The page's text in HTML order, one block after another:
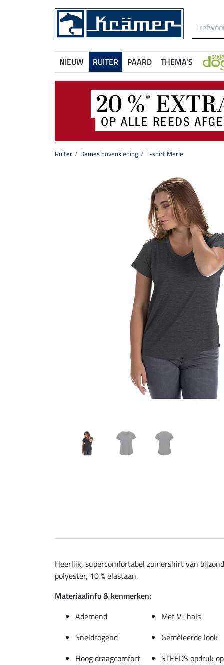
NIEUW RUITER PAARD THEMA'S
Ruiter Dames bovenkleding T-shirt Merle
Heerlijk, supercomfortabel zomershirt van
polyester, 10 % elastaan.
Materiaalinfo & kenmerken:
Ademend
Met V- hals
Sneldrogend
Gemêleerde look
Hoog draagcomfort
STEEDS opdruk